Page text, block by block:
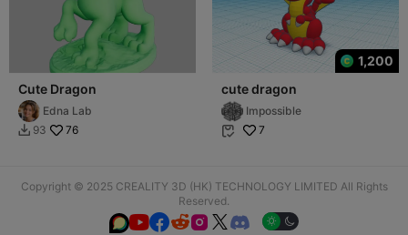
Cute Dragon
Edna Lab
 93 76
1,200
cute dragon
Impossible
 7
Copyright © 2025 CREALITY 3D (HK) TECHNOLOGY LIMITED All Rights
Reserved.
  